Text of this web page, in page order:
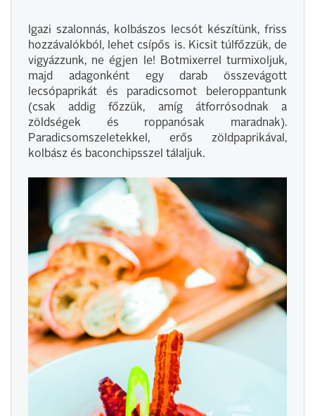
Igazi szalonnás, kolbászos lecsót készítünk, friss
hozzávalókból, lehet csípős is. Kicsit túlfőzzük, de
vigyázzunk, ne égjen le! Botmixerrel turmixoljuk,
majd adagonként egy darab összevágott
lecsópaprikát és paradicsomot beleroppantunk
(csak addig főzzük, amíg átforrósodnak a
zöldségek és roppanósak maradnak).
Paradicsomszeletekkel, erős zöldpaprikával,
kolbász és baconchipsszel tálaljuk.